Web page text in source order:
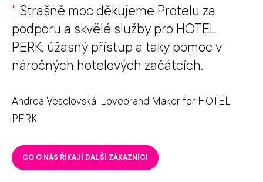
" Strašně moc děkujeme Protelu za
podporu a skvělé služby pro HOTEL
PERK, úžasný přístup a taky pomoc v
náročných hotelových začátcích.
Andrea Veselovská, Lovebrand Maker for HOTEL
PERK
CO O NÁS ŘÍKAJÍ DALŠÍ ZÁKAZNÍCI